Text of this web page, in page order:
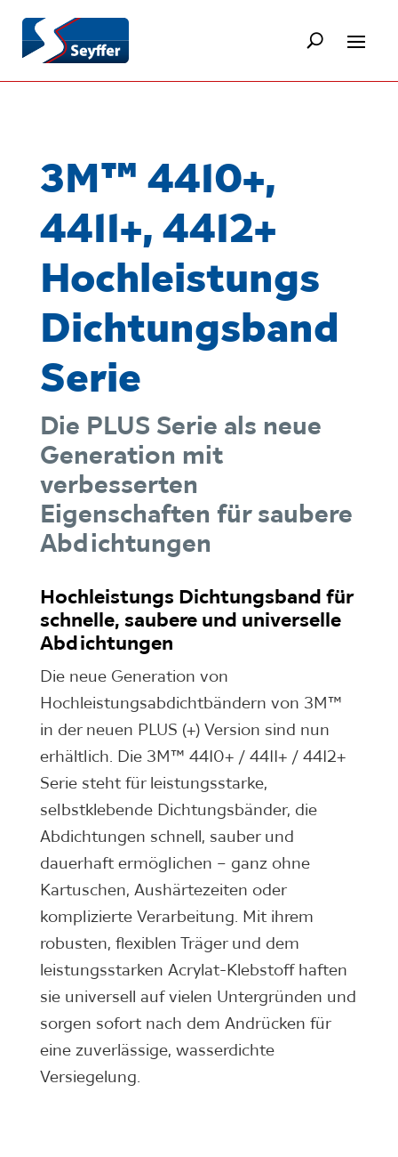
3M™ 4410+,
4411+, 4412+
Hochleistungs
Dichtungsband
Serie
Die PLUS Serie als neue
Generation mit
verbesserten
Eigenschaften für saubere
Abdichtungen
Hochleistungs Dichtungsband für
schnelle, saubere und universelle
Abdichtungen
Die neue Generation von
Hochleistungsabdichtbändern von 3M™
in der neuen PLUS (+) Version sind nun
erhältlich. Die 3M™ 4410+ / 4411+ / 4412+
Serie steht für leistungsstarke,
selbstklebende Dichtungsbänder, die
Abdichtungen schnell, sauber und
dauerhaft ermöglichen – ganz ohne
Kartuschen, Aushärtezeiten oder
komplizierte Verarbeitung. Mit ihrem
robusten, flexiblen Träger und dem
leistungsstarken Acrylat-Klebstoff haften
sie universell auf vielen Untergründen und
sorgen sofort nach dem Andrücken für
eine zuverlässige, wasserdichte
Versiegelung.